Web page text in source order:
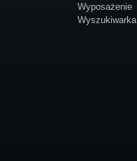
Wyposażenie
Wyszukiwarka